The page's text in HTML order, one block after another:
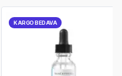
KARGO BEDAVA